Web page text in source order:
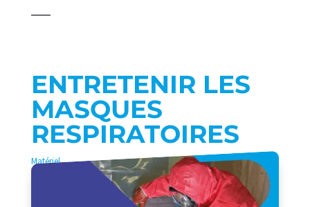
ENTRETENIR LES
MASQUES
RESPIRATOIRES
Matériel